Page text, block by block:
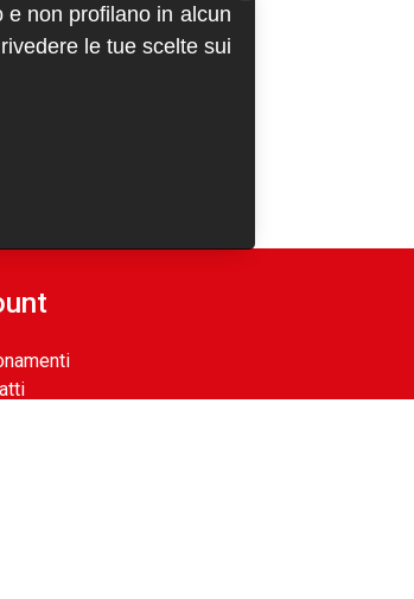
non profilano in alcun
le tue scelte sui